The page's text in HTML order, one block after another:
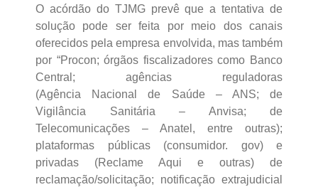
O acórdão do TJMG prevê que a tentativa de
solução pode ser feita por meio dos canais
oferecidos pela empresa envolvida, mas também
por “Procon; órgãos fiscalizadores como Banco
Central; agências reguladoras
(Agência Nacional de Saúde – ANS; de
Vigilância Sanitária – Anvisa; de
Telecomunicações – Anatel, entre outras);
plataformas públicas (consumidor. gov) e
privadas (Reclame Aqui e outras) de
reclamação/solicitação; notificação extrajudicial